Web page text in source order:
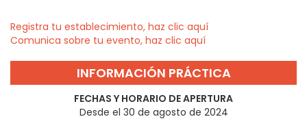
Registra tu establecimiento, haz clic aquí
Comunica sobre tu evento, haz clic aquí
INFORMACIÓN PRÁCTICA
FECHAS Y HORARIO DE APERTURA
Desde el 30 de agosto de 2024